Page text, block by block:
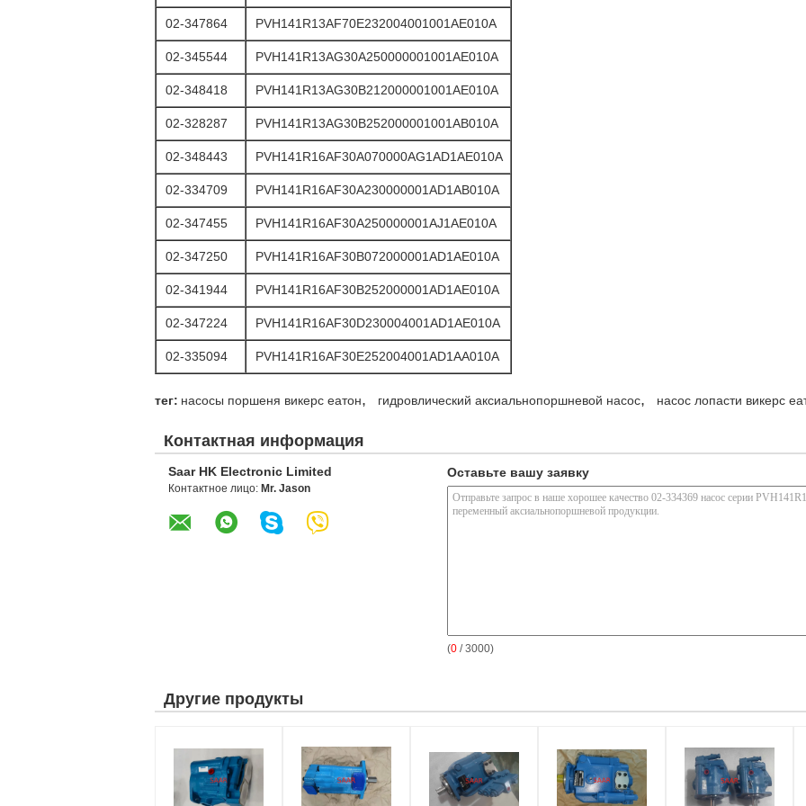
02-347864 PVH141R13AF70E232004001001AE010A
02-345544 PVH141R13AG30A250000001001AE010A
02-348418 PVH141R13AG30B212000001001AE010A
02-328287 PVH141R13AG30B252000001001AB010A
02-348443 PVH141R16AF30A070000AG1AD1AE010A
02-334709 PVH141R16AF30A230000001AD1AB010A
02-347455 PVH141R16AF30A250000001AJ1AE010A
02-347250 PVH141R16AF30B072000001AD1AE010A
02-341944 PVH141R16AF30B252000001AD1AE010A
02-347224 PVH141R16AF30D230004001AD1AE010A
02-335094 PVH141R16AF30E252004001AD1AA010A
тег: насосы поршеня викерс еатон, гидровлический аксиальнопоршневой насос, насос лопасти викерс
Контактная информация
Saar HK Electronic Limited
Контактное лицо: Mr. Jason
Оставьте вашу заявку
(0 / 3000)
Другие продукты